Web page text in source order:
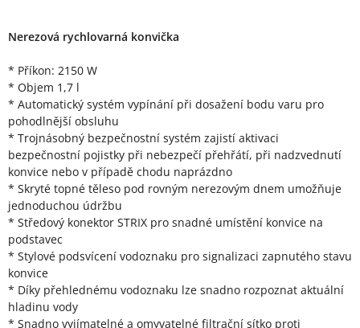
Nerezová rychlovarná konvička
* Příkon: 2150 W
* Objem 1,7 l
* Automatický systém vypínání při dosažení bodu varu pro
pohodlnější obsluhu
* Trojnásobný bezpečnostní systém zajistí aktivaci
bezpečnostní pojistky při nebezpečí přehřátí, při nadzvednutí
konvice nebo v případě chodu naprázdno
* Skryté topné těleso pod rovným nerezovým dnem umožňuje
jednoduchou údržbu
* Středový konektor STRIX pro snadné umístění konvice na
podstavec
* Stylové podsvícení vodoznaku pro signalizaci zapnutého stavu
konvice
* Díky přehlednému vodoznaku lze snadno rozpoznat aktuální
hladinu vody
* Snadno vyjímatelné a omyvatelné filtrační sítko proti